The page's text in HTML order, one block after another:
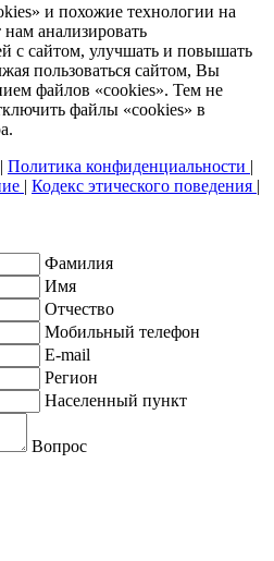
и похожие технологии на
анализировать
с сайтом, улучшать и повышать
пользоваться сайтом, Вы
файлов «cookies». Тем не
файлы «cookies» в
| Политика конфиденциальности |
| Кодекс этического поведения |
Фамилия
Имя
Отчество
Мобильный телефон
E-mail
Регион
Населенный пункт
Вопрос